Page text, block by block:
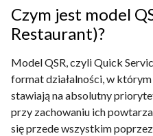
Czym jest model
Restaurant)?
Model QSR, czyli Quick
format działalności, w
stawiają na absolutny
przy zachowaniu ich
się przede wszystkim